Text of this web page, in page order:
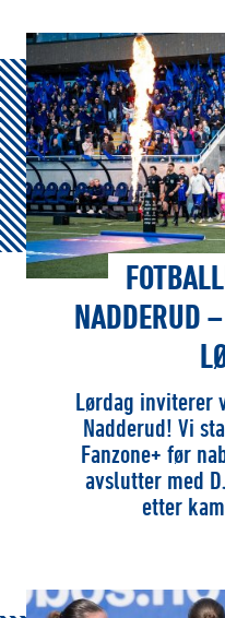
NADDERUD
Lørdag inviterer
Nadderud! Vi
Fanzone+ før
avslutter med
etter